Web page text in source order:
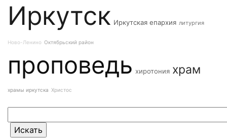
Иркутск Иркутская епархия литургия
Ново-Ленино Октябрьский район
проповедь хиротония храм
храмы иркутска Христос